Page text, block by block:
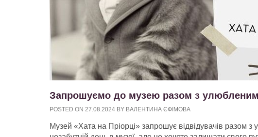
Запрошуємо до музею разом з
POSTED ON 27.08.2024 BY ВАЛЕНТИНА ЄФІМОВА
Музей «Хата на Пріорці» запрошує відвідувачів разом